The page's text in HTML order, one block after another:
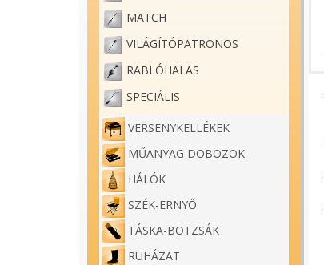
MATCH
VILÁGÍTÓPATRONOS
RABLÓHALAS
SPECIÁLIS
VERSENYKELLÉKEK
MŰANYAG DOBOZOK
HÁLÓK
SZÉK-ERNYŐ
TÁSKA-BOTZSÁK
RUHÁZAT